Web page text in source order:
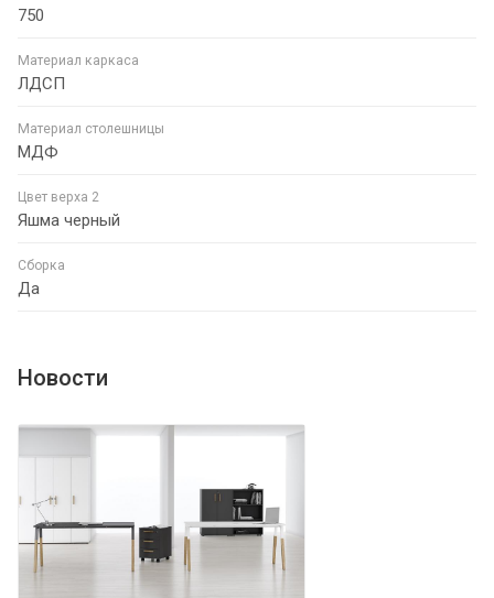
750
Материал каркаса
ЛДСП
Материал столешницы
МДФ
Цвет верха 2
Яшма черный
Сборка
Да
Новости